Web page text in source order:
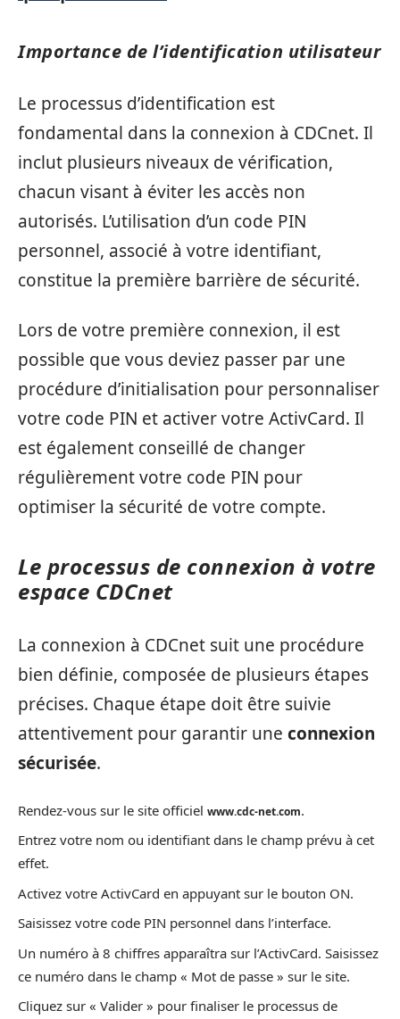
Importance de l’identification utilisateur
Le processus d’identification est
fondamental dans la connexion à CDCnet. Il
inclut plusieurs niveaux de vérification,
chacun visant à éviter les accès non
autorisés. L’utilisation d’un code PIN
personnel, associé à votre identifiant,
constitue la première barrière de sécurité.
Lors de votre première connexion, il est
possible que vous deviez passer par une
procédure d’initialisation pour personnaliser
votre code PIN et activer votre ActivCard. Il
est également conseillé de changer
régulièrement votre code PIN pour
optimiser la sécurité de votre compte.
Le processus de connexion à votre
espace CDCnet
La connexion à CDCnet suit une procédure
bien définie, composée de plusieurs étapes
précises. Chaque étape doit être suivie
attentivement pour garantir une connexion
sécurisée.
Rendez-vous sur le site officiel www.cdc-net.com.
Entrez votre nom ou identifiant dans le champ prévu à cet
effet.
Activez votre ActivCard en appuyant sur le bouton ON.
Saisissez votre code PIN personnel dans l’interface.
Un numéro à 8 chiffres apparaîtra sur l’ActivCard. Saisissez
ce numéro dans le champ « Mot de passe » sur le site.
Cliquez sur « Valider » pour finaliser le processus de